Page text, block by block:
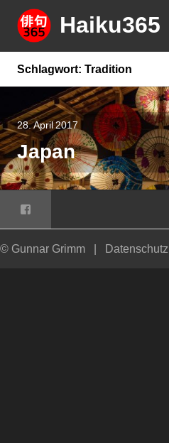
Springe
zum
Inhalt
Haiku365
Schlagwort: Tradition
28. April 2017
Japan
Facebook
© Gunnar Grimm | Datenschutz